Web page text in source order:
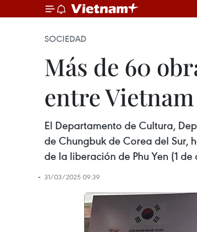
SOCIEDAD
Más de 60
entre
El Departamento de Cultura,
de Chungbuk de Corea del Sur,
de la liberación de Phu Yen (1 de
31/03/2025 09:39